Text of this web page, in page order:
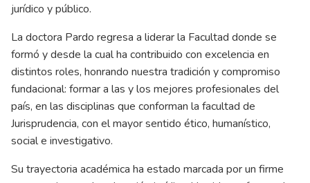
jurídico y público.
La doctora Pardo regresa a liderar la Facultad donde se
formó y desde la cual ha contribuido con excelencia en
distintos roles, honrando nuestra tradición y compromiso
fundacional: formar a las y los mejores profesionales del
país, en las disciplinas que conforman la facultad de
Jurisprudencia, con el mayor sentido ético, humanístico,
social e investigativo.
Su trayectoria académica ha estado marcada por un firme